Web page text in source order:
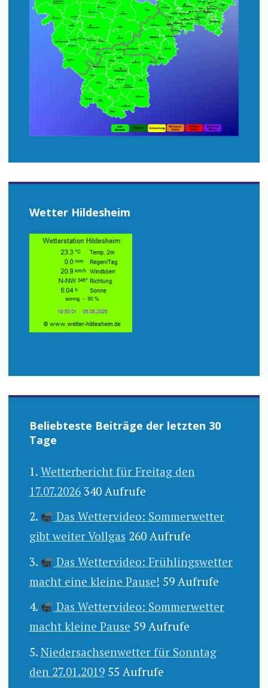
Wetter Hildesheim
Beliebteste Beiträge der letzten 30
Tage
Wetterbericht für Freitag den
17.07.2026 340 Aufrufe
Das Wettervideo: Sommerwetter
gibt weiter Vollgas 260 Aufrufe
Das Wettervideo: Frühlingswetter
macht eine kleine Pause! 59 Aufrufe
Das Wettervideo: Sommerwetter
macht kleine Pause 59 Aufrufe
Niedersachsenwetter für Sonntag
den 27.01.2019 55 Aufrufe